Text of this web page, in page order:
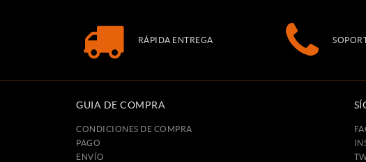
RÁPIDA ENTREGA
GUIA DE COMPRA
CONDICIONES DE COMPRA
PAGO
ENVÍO